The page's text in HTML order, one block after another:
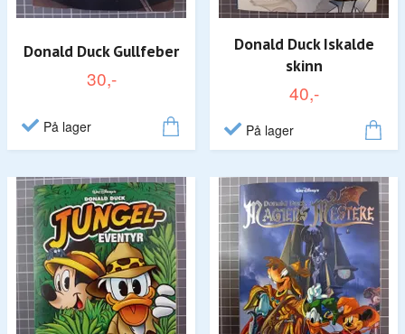
Donald Duck Gullfeber
30,-
På lager
Donald Duck Iskalde
skinn
40,-
På lager